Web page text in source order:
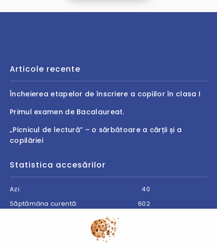
Articole recente
Încheierea etapelor de înscriere a copiilor în clasa I
Primul examen de Bacalaureat.
„Picnicul de lectură” – o sărbătoare a cărții și a
copilăriei
Statistica accesărilor
Azi:
40
Săptămâna curentă:
602